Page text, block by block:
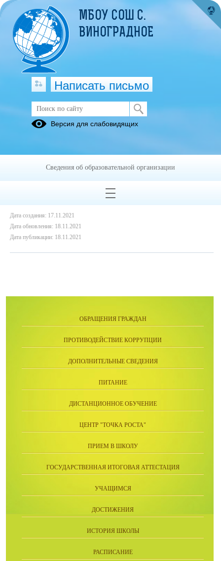
Положение о физоргах клуба
Положение о физоргах.pdf(скачать)
Дата создания: 17.11.2021
Дата обновления: 18.11.2021
Дата публикации: 18.11.2021
ОБРАЩЕНИЯ ГРАЖДАН
ПРОТИВОДЕЙСТВИЕ КОРРУПЦИИ
ДОПОЛНИТЕЛЬНЫЕ СВЕДЕНИЯ
ПИТАНИЕ
ДИСТАНЦИОННОЕ ОБУЧЕНИЕ
ЦЕНТР "ТОЧКА РОСТА"
ПРИЕМ В ШКОЛУ
ГОСУДАРСТВЕННАЯ ИТОГОВАЯ АТТЕСТАЦИЯ
УЧАЩИМСЯ
ДОСТИЖЕНИЯ
ИСТОРИЯ ШКОЛЫ
РАСПИСАНИЕ
МБОУ СОШ С.
ВИНОГРАДНОЕ
Написать письмо
Версия для слабовидящих
Сведения об образовательной организации